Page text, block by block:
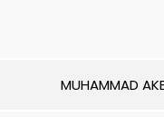
MUHAMMAD